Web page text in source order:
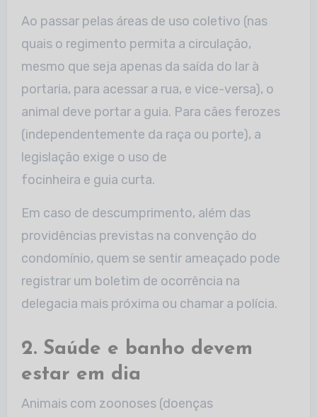
Ao passar pelas áreas de uso coletivo (nas
quais o regimento permita a circulação,
mesmo que seja apenas da saída do lar à
portaria, para acessar a rua, e vice-versa), o
animal deve portar a guia. Para cães ferozes
(independentemente da raça ou porte), a
legislação exige o uso de
focinheira e guia curta.
Em caso de descumprimento, além das
providências previstas na convenção do
condomínio, quem se sentir ameaçado pode
registrar um boletim de ocorrência na
delegacia mais próxima ou chamar a polícia.
2. Saúde e banho devem
estar em dia
Animais com zoonoses (doenças